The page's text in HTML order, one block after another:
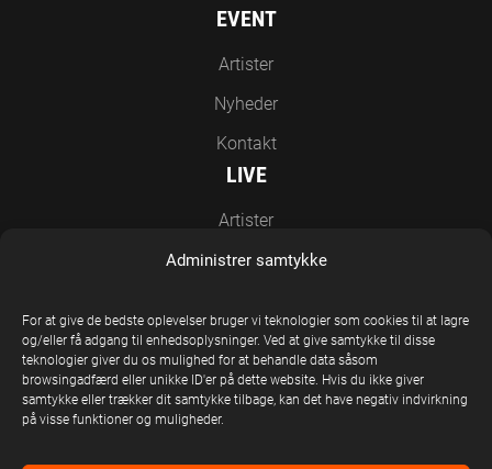
Administrer samtykke
For at give de bedste oplevelser bruger vi teknologier som cookies til at lagre
og/eller få adgang til enhedsoplysninger. Ved at give samtykke til disse
teknologier giver du os mulighed for at behandle data såsom
browsingadfærd eller unikke ID'er på dette website. Hvis du ikke giver
samtykke eller trækker dit samtykke tilbage, kan det have negativ indvirkning
på visse funktioner og muligheder.
EVENT
Artister
Nyheder
Kontakt
LIVE
Artister
Nyheder
EN DEL AF UNITED STAGE GROUP